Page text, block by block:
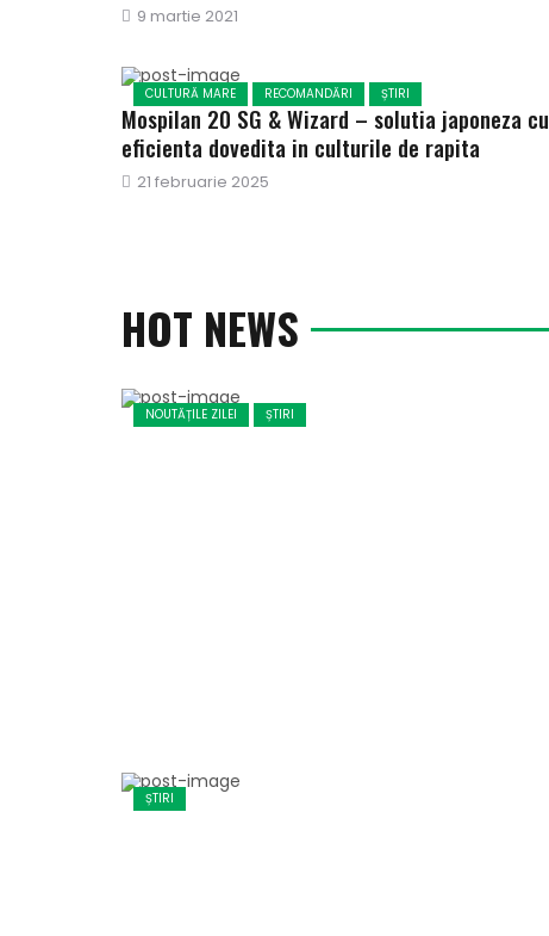
Publicat
9 martie 2021
CULTURĂ MARE RECOMANDĂRI ȘTIRI
Mospilan 20 SG & Wizard – solutia japoneza cu
eficienta dovedita in culturile de rapita
Publicat
21 februarie 2025
HOT NEWS
NOUTĂȚILE ZILEI ȘTIRI
ȘTIRI